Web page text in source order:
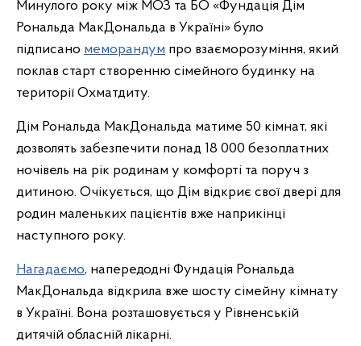
Минулого року між МОЗ та БО «Фундація Дім
Рональда МакДональда в Україні» було
підписано меморандум про взаєморозуміння, який
поклав старт створенню сімейного будинку на
території Охматдиту.
Дім Рональда МакДональда матиме 50 кімнат, які
дозволять забезпечити понад 18 000 безоплатних
ночівель на рік родинам у комфорті та поруч з
дитиною. Очікується, що Дім відкриє свої двері для
родин маленьких пацієнтів вже наприкінці
наступного року.
Нагадаємо, напередодні Фундація Рональда
МакДональда відкрила вже шосту сімейну кімнату
в Україні. Вона розташовується у Рівненській
дитячій обласній лікарні.